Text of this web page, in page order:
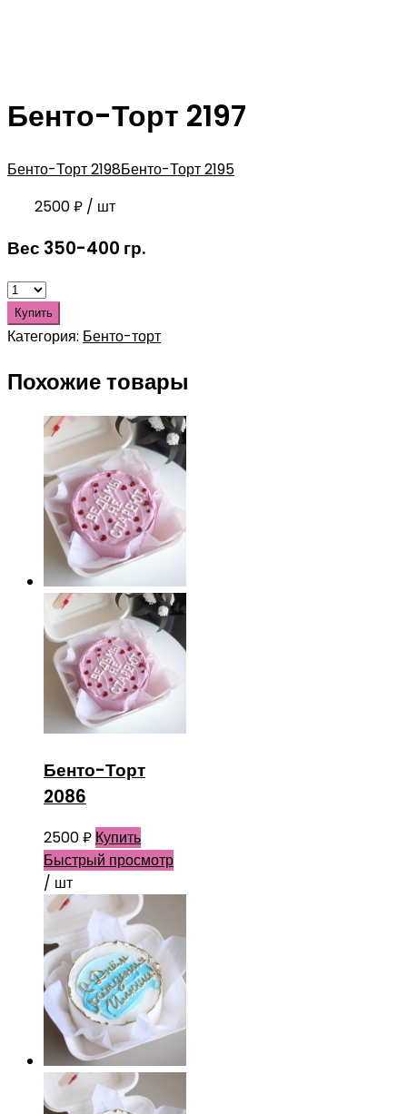
Бенто-Торт 2197
Бенто-Торт 2198Бенто-Торт 2195
2500₽ / шт
Вес 350-400 гр.
Купить
Категория: Бенто-торт
Похожие товары
Бенто-Торт
2086
2500₽ Купить
Быстрый просмотр
/ шт